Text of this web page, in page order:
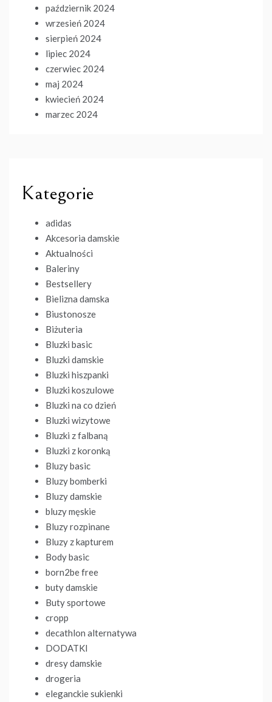
październik 2024
wrzesień 2024
sierpień 2024
lipiec 2024
czerwiec 2024
maj 2024
kwiecień 2024
marzec 2024
Kategorie
adidas
Akcesoria damskie
Aktualności
Baleriny
Bestsellery
Bielizna damska
Biustonosze
Biżuteria
Bluzki basic
Bluzki damskie
Bluzki hiszpanki
Bluzki koszulowe
Bluzki na co dzień
Bluzki wizytowe
Bluzki z falbaną
Bluzki z koronką
Bluzy basic
Bluzy bomberki
Bluzy damskie
bluzy męskie
Bluzy rozpinane
Bluzy z kapturem
Body basic
born2be free
buty damskie
Buty sportowe
cropp
decathlon alternatywa
DODATKI
dresy damskie
drogeria
eleganckie sukienki